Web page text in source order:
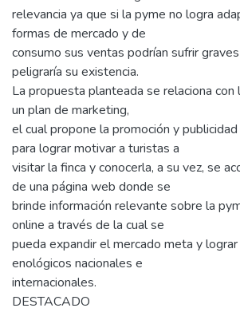
relevancia ya que si la pyme no logra
formas de mercado y de
consumo sus ventas podrían sufrir
peligraría su existencia.
La propuesta planteada se relaciona con
un plan de marketing,
el cual propone la promoción y
para lograr motivar a turistas a
visitar la finca y conocerla, a su vez, se
de una página web donde se
brinde información relevante sobre la
online a través de la cual se
pueda expandir el mercado meta y
enológicos nacionales e
internacionales.
DESTACADO